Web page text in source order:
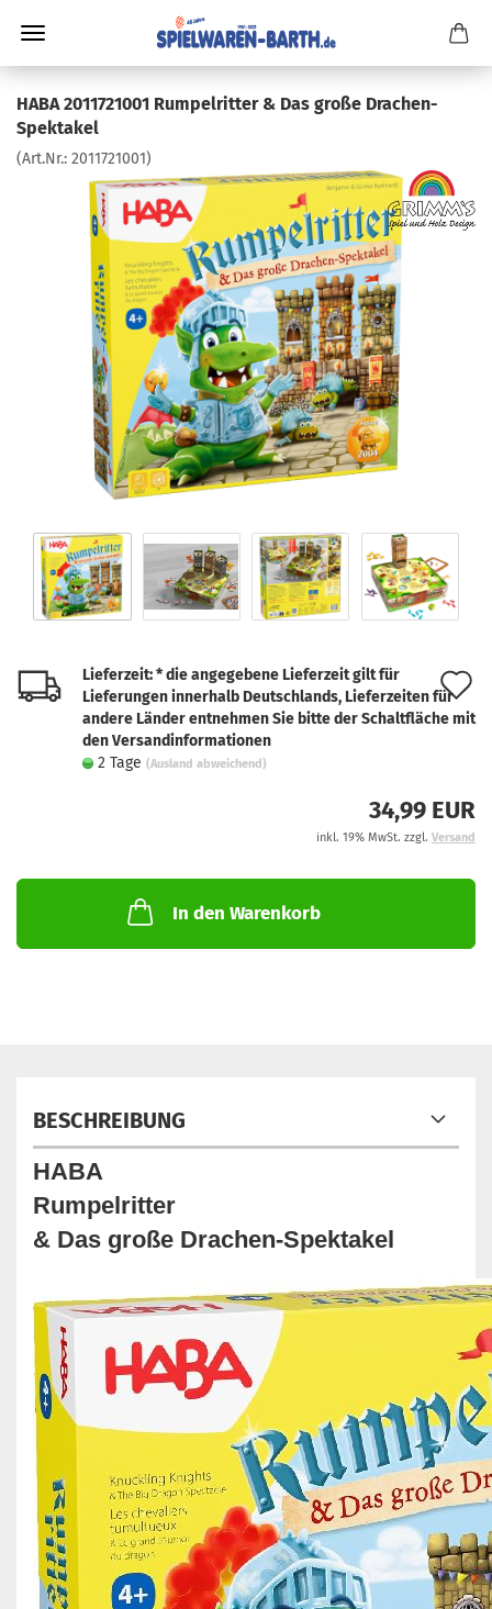
HABA 2011721001 Rumpelritter & Das große Drachen-
Spektakel
(Art.Nr.: 2011721001)
Lieferzeit: * die angegebene Lieferzeit gilt für
Lieferungen innerhalb Deutschlands, Lieferzeiten für
andere Länder entnehmen Sie bitte der Schaltfläche mit
den Versandinformationen
2 Tage (Ausland abweichend)
34,99 EUR
inkl. 19% MwSt. zzgl. Versand
In den Warenkorb
BESCHREIBUNG
HABA
Rumpelritter
& Das große Drachen-Spektakel